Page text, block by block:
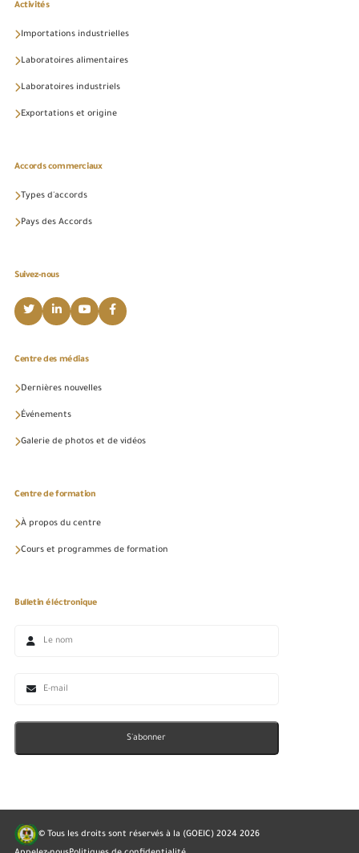
Activités
Importations industrielles
Laboratoires alimentaires
Laboratoires industriels
Exportations et origine
Accords commerciaux
Types d'accords
Pays des Accords
Suivez-nous
Centre des médias
Dernières nouvelles
Événements
Galerie de photos et de vidéos
Centre de formation
À propos du centre
Cours et programmes de formation
Bulletin éléctronique
S'abonner
© Tous les droits sont réservés à la (GOEIC) 2024 2026